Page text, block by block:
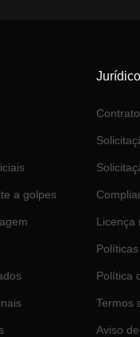
a golpes
Jurídico
Licença
Política
Termos
Aviso